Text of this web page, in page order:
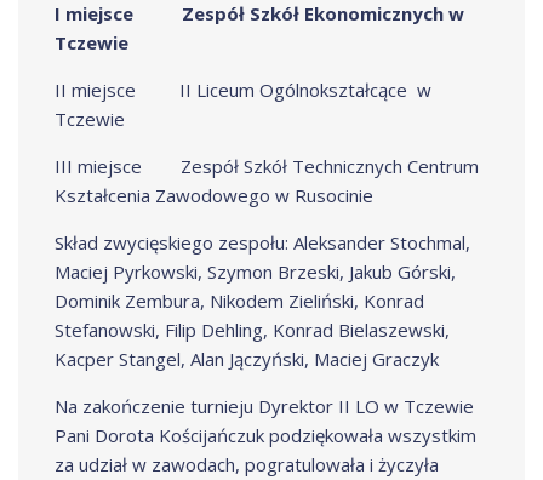
I miejsce
Zespół Szkół Ekonomicznych w
Tczewie
II miejsce II Liceum Ogólnokształcące w
Tczewie
III miejsce Zespół Szkół Technicznych Centrum
Kształcenia Zawodowego w Rusocinie
Skład zwycięskiego zespołu: Aleksander Stochmal,
Maciej Pyrkowski, Szymon Brzeski, Jakub Górski,
Dominik Zembura, Nikodem Zieliński, Konrad
Stefanowski, Filip Dehling, Konrad Bielaszewski,
Kacper Stangel, Alan Jączyński, Maciej Graczyk
Na zakończenie turnieju Dyrektor II LO w Tczewie
Pani Dorota Kościjańczuk podziękowała wszystkim
za udział w zawodach, pogratulowała i życzyła